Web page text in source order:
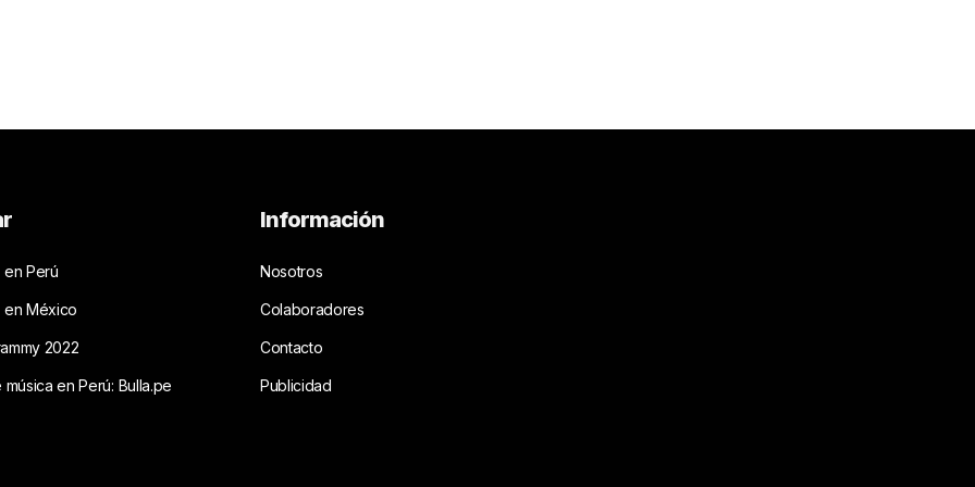
Perú
en México
2022
en Perú: Bulla.pe
Información
Nosotros
Colaboradores
Contacto
Publicidad